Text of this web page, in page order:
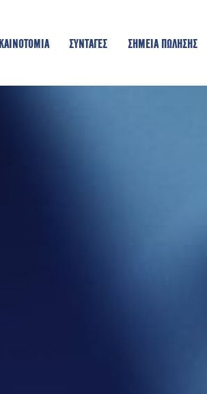
KAINOTOMIA ΣΥΝΤΑΓΕΣ ΣΗΜΕΙΑ ΠΩΛΗΣΗΣ